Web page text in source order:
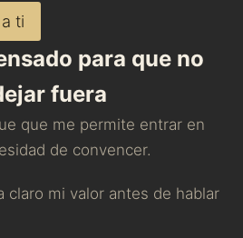
ti
para que no
fuera
que me permite entrar en
de convencer.
claro mi valor antes de hablar